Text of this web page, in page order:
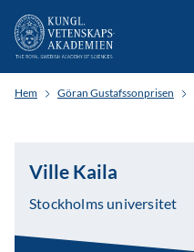
Hem Göran Gustafssonprisen
Ville Kaila
Stockholms universitet